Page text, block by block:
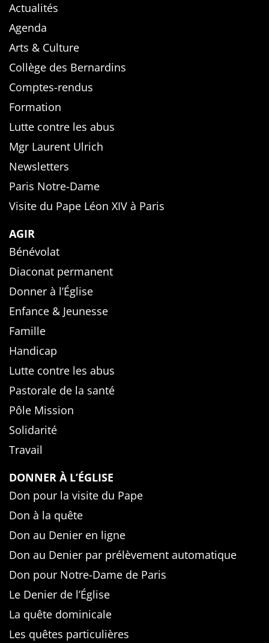
Actualités
Agenda
Arts & Culture
Collège des Bernardins
Comptes-rendus
Formation
Lutte contre les abus
Mgr Laurent Ulrich
Newsletters
Paris Notre-Dame
Visite du Pape Léon XIV à Paris
AGIR
Bénévolat
Diaconat permanent
Donner à l’Église
Enfance & Jeunesse
Famille
Handicap
Lutte contre les abus
Pastorale de la santé
Pôle Mission
Solidarité
Travail
DONNER À L’ÉGLISE
Don pour la visite du Pape
Don à la quête
Don au Denier en ligne
Don au Denier par prélèvement automatique
Don pour Notre-Dame de Paris
Le Denier de l’Église
La quête dominicale
Les quêtes particulières